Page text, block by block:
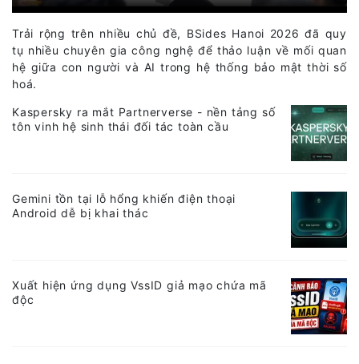
Trải rộng trên nhiều chủ đề, BSides Hanoi 2026 đã quy
tụ nhiều chuyên gia công nghệ để thảo luận về mối quan
hệ giữa con người và AI trong hệ thống bảo mật thời số
hoá.
Kaspersky ra mắt Partnerverse - nền tảng số
tôn vinh hệ sinh thái đối tác toàn cầu
Gemini tồn tại lỗ hổng khiến điện thoại
Android dễ bị khai thác
Xuất hiện ứng dụng VssID giả mạo chứa mã
độc